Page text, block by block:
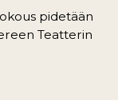
pidetään
Teatterin